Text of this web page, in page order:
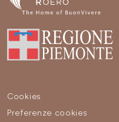
Cookies
Preferenze cookies